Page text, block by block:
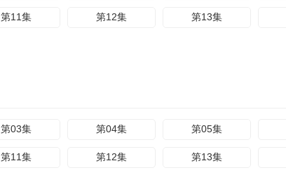
第11集 第12集 第13集
第03集 第04集 第05集
第11集 第12集 第13集